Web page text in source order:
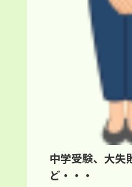
中学受験、大失
ど・・・